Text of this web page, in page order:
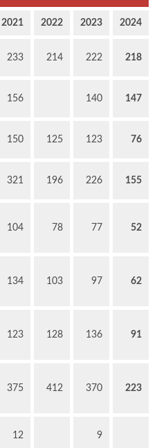
2021 2022 2023 2024
233 214 222 218
156 140 147
150 125 123 76
321 196 226 155
104 78 77 52
134 103 97 62
123 128 136 91
375 412 370 223
12 9